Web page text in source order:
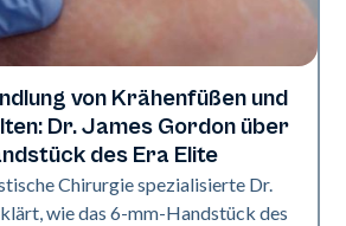
von Krähenfüßen und
Dr. James Gordon über
des Era Elite
Chirurgie spezialisierte Dr.
wie das 6-mm-Handstück des